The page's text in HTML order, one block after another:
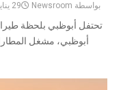
بواسطة Newsroom 29 يناير، 2026
تحتفل أبوظبي بلحظة
أبوظبي، مشغل